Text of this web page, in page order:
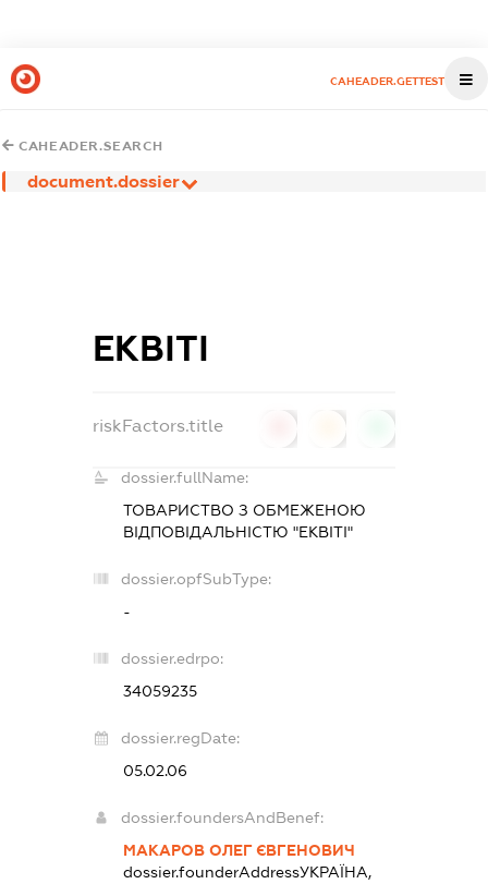
CAHEADER.GETTEST
CAHEADER.SEARCH
document.dossier
ЕКВІТІ
riskFactors.title
dossier.fullName:
ТОВАРИСТВО З ОБМЕЖЕНОЮ
ВІДПОВІДАЛЬНІСТЮ "ЕКВІТІ"
dossier.opfSubType:
-
dossier.edrpo:
34059235
dossier.regDate:
05.02.06
dossier.foundersAndBenef:
МАКАРОВ ОЛЕГ ЄВГЕНОВИЧ
dossier.founderAddressУКРАЇНА,